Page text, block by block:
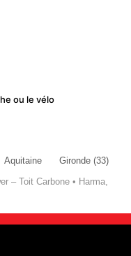
ou le vélo
Aquitaine
Gironde (33)
– Toit Carbone • Harma,